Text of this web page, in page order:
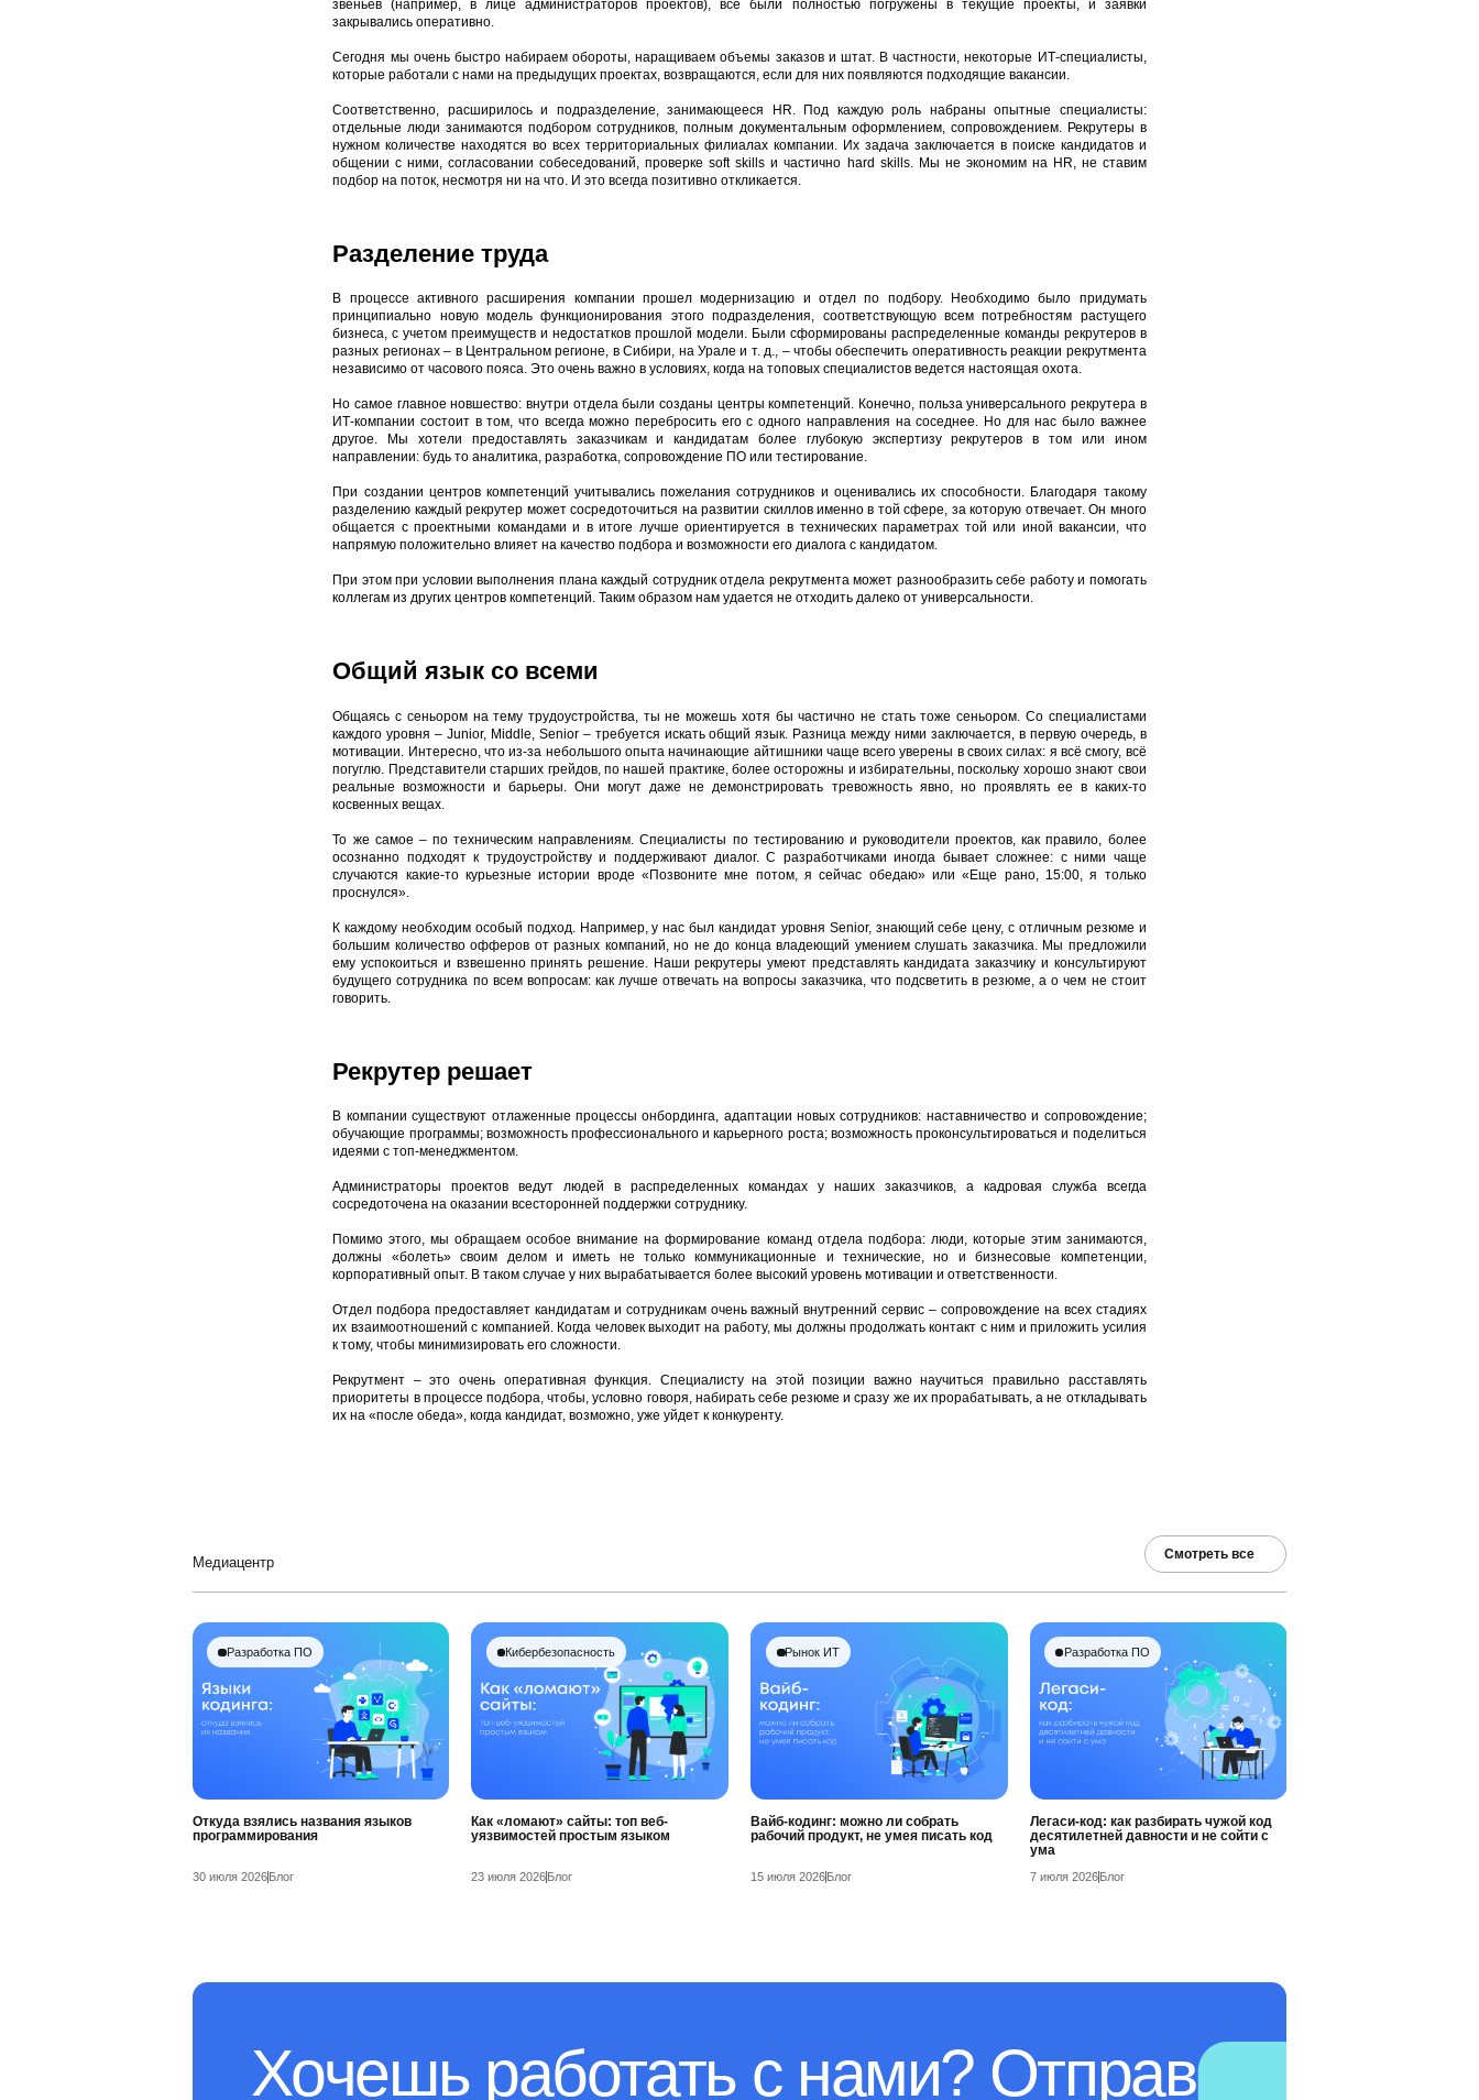
звеньев (например, в лице администраторов проектов), все были полностью погружены в текущие проекты, и заявки
закрывались оперативно.
Сегодня мы очень быстро набираем обороты, наращиваем объемы заказов и штат. В частности, некоторые ИТ-специалисты,
которые работали с нами на предыдущих проектах, возвращаются, если для них появляются подходящие вакансии.
Соответственно, расширилось и подразделение, занимающееся HR. Под каждую роль набраны опытные специалисты:
отдельные люди занимаются подбором сотрудников, полным документальным оформлением, сопровождением. Рекрутеры в
нужном количестве находятся во всех территориальных филиалах компании. Их задача заключается в поиске кандидатов и
общении с ними, согласовании собеседований, проверке soft skills и частично hard skills. Мы не экономим на HR, не ставим
подбор на поток, несмотря ни на что. И это всегда позитивно откликается.
Разделение труда
В процессе активного расширения компании прошел модернизацию и отдел по подбору. Необходимо было придумать
принципиально новую модель функционирования этого подразделения, соответствующую всем потребностям растущего
бизнеса, с учетом преимуществ и недостатков прошлой модели. Были сформированы распределенные команды рекрутеров в
разных регионах – в Центральном регионе, в Сибири, на Урале и т. д., – чтобы обеспечить оперативность реакции рекрутмента
независимо от часового пояса. Это очень важно в условиях, когда на топовых специалистов ведется настоящая охота.
Но самое главное новшество: внутри отдела были созданы центры компетенций. Конечно, польза универсального рекрутера в
ИТ-компании состоит в том, что всегда можно перебросить его с одного направления на соседнее. Но для нас было важнее
другое. Мы хотели предоставлять заказчикам и кандидатам более глубокую экспертизу рекрутеров в том или ином
направлении: будь то аналитика, разработка, сопровождение ПО или тестирование.
При создании центров компетенций учитывались пожелания сотрудников и оценивались их способности. Благодаря такому
разделению каждый рекрутер может сосредоточиться на развитии скиллов именно в той сфере, за которую отвечает. Он много
общается с проектными командами и в итоге лучше ориентируется в технических параметрах той или иной вакансии, что
напрямую положительно влияет на качество подбора и возможности его диалога с кандидатом.
При этом при условии выполнения плана каждый сотрудник отдела рекрутмента может разнообразить себе работу и помогать
коллегам из других центров компетенций. Таким образом нам удается не отходить далеко от универсальности.
Общий язык со всеми
Общаясь с сеньором на тему трудоустройства, ты не можешь хотя бы частично не стать тоже сеньором. Со специалистами
каждого уровня – Junior, Middle, Senior – требуется искать общий язык. Разница между ними заключается, в первую очередь, в
мотивации. Интересно, что из-за небольшого опыта начинающие айтишники чаще всего уверены в своих силах: я всё смогу, всё
погуглю. Представители старших грейдов, по нашей практике, более осторожны и избирательны, поскольку хорошо знают свои
реальные возможности и барьеры. Они могут даже не демонстрировать тревожность явно, но проявлять ее в каких-то
косвенных вещах.
То же самое – по техническим направлениям. Специалисты по тестированию и руководители проектов, как правило, более
осознанно подходят к трудоустройству и поддерживают диалог. С разработчиками иногда бывает сложнее: с ними чаще
случаются какие-то курьезные истории вроде «Позвоните мне потом, я сейчас обедаю» или «Еще рано, 15:00, я только
проснулся».
К каждому необходим особый подход. Например, у нас был кандидат уровня Senior, знающий себе цену, с отличным резюме и
большим количество офферов от разных компаний, но не до конца владеющий умением слушать заказчика. Мы предложили
ему успокоиться и взвешенно принять решение. Наши рекрутеры умеют представлять кандидата заказчику и консультируют
будущего сотрудника по всем вопросам: как лучше отвечать на вопросы заказчика, что подсветить в резюме, а о чем не стоит
говорить.
Рекрутер решает
В компании существуют отлаженные процессы онбординга, адаптации новых сотрудников: наставничество и сопровождение;
обучающие программы; возможность профессионального и карьерного роста; возможность проконсультироваться и поделиться
идеями с топ-менеджментом.
Администраторы проектов ведут людей в распределенных командах у наших заказчиков, а кадровая служба всегда
сосредоточена на оказании всесторонней поддержки сотруднику.
Помимо этого, мы обращаем особое внимание на формирование команд отдела подбора: люди, которые этим занимаются,
должны «болеть» своим делом и иметь не только коммуникационные и технические, но и бизнесовые компетенции,
корпоративный опыт. В таком случае у них вырабатывается более высокий уровень мотивации и ответственности.
Отдел подбора предоставляет кандидатам и сотрудникам очень важный внутренний сервис – сопровождение на всех стадиях
их взаимоотношений с компанией. Когда человек выходит на работу, мы должны продолжать контакт с ним и приложить усилия
к тому, чтобы минимизировать его сложности.
Рекрутмент – это очень оперативная функция. Специалисту на этой позиции важно научиться правильно расставлять
приоритеты в процессе подбора, чтобы, условно говоря, набирать себе резюме и сразу же их прорабатывать, а не откладывать
их на «после обеда», когда кандидат, возможно, уже уйдет к конкуренту.
Медиацентр
Смотреть все
Разработка ПО
Откуда взялись названия языков
программирования
30 июля 2026 Блог
Кибербезопасность
Как «ломают» сайты: топ веб-
уязвимостей простым языком
23 июля 2026 Блог
Рынок ИТ
Вайб-кодинг: можно ли собрать
рабочий продукт, не умея писать код
15 июля 2026 Блог
Разработка ПО
Легаси-код: как разбирать чужой код
десятилетней давности и не сойти с
ума
7 июля 2026 Блог
Хочешь работать с нами? Отправь